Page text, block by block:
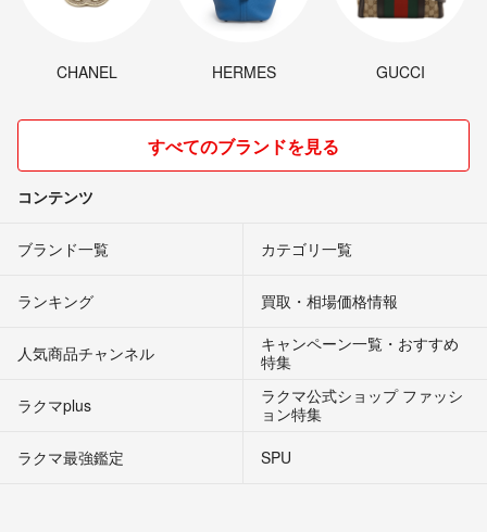
CHANEL HERMES GUCCI
すべてのブランドを見る
コンテンツ
ブランド一覧 カテゴリ一覧
ランキング 買取・相場価格情報
人気商品チャンネル
キャンペーン一覧・おすすめ
特集
ラクマplus
ラクマ公式ショップ ファッシ
ョン特集
ラクマ最強鑑定
SPU